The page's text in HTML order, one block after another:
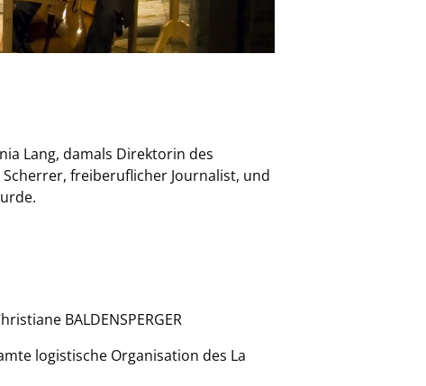
Lang, damals Direktorin des
freiberuflicher Journalist, und
BALDENSPERGER
logistische Organisation des La